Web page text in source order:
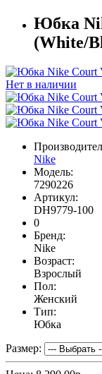
Юбка
(White/
Нет в наличии
Nike
Модель:
7290226
Артикул:
DH9779-100
0
Бренд:
Nike
Возраст:
Взрослый
Пол:
Женский
Тип:
Юбка
Размер: